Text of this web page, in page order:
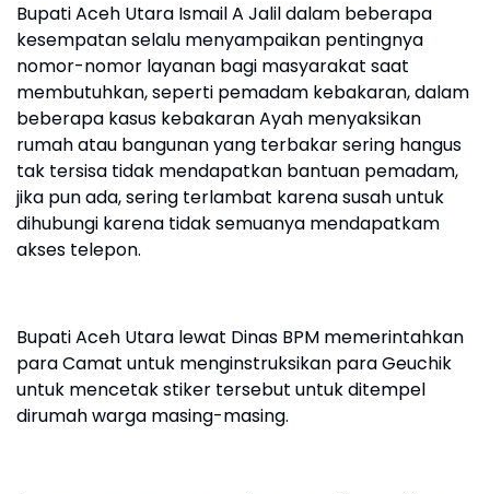
‎Bupati Aceh Utara Ismail A Jalil dalam beberapa
kesempatan selalu menyampaikan pentingnya
nomor-nomor layanan bagi masyarakat saat
membutuhkan, seperti pemadam kebakaran, dalam
beberapa kasus kebakaran Ayah menyaksikan
rumah atau bangunan yang terbakar sering hangus
tak tersisa tidak mendapatkan bantuan pemadam,
jika pun ada, sering terlambat karena susah untuk
dihubungi karena tidak semuanya mendapatkam
akses telepon.
‎Bupati Aceh Utara lewat Dinas BPM memerintahkan
para Camat untuk menginstruksikan para Geuchik
untuk mencetak stiker tersebut untuk ditempel
dirumah warga masing-masing.